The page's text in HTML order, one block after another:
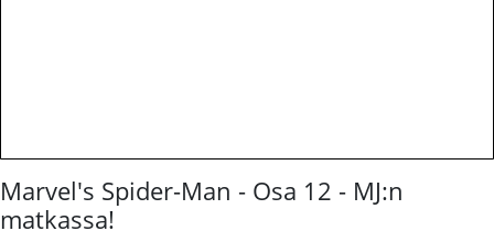
Marvel's Spider-Man - Osa 12 - MJ:n
matkassa!